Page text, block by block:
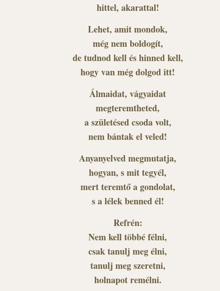
hittel, akarattal!
Lehet, amit mondok,
még nem boldogít,
de tudnod kell és hinned kell,
hogy van még dolgod itt!
Álmaidat, vágyaidat
megteremtheted,
a születésed csoda volt,
nem bántak el veled!
Anyanyelved megmutatja,
hogyan, s mit tegyél,
mert teremtő a gondolat,
s a lélek benned él!
Refrén:
Nem kell többé félni,
csak tanulj meg élni,
tanulj meg szeretni,
holnapot remélni.